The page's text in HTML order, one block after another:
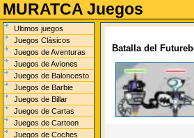
MURATCA Juegos
Ultimos juegos
Juegos Clásicos
Juegos de Aventuras
Juegos de Aviones
Juegos de Baloncesto
Juegos de Barbie
Juegos de Billar
Juegos de Cartas
Juegos de Cartoon
Juegos de Coches
Batalla del